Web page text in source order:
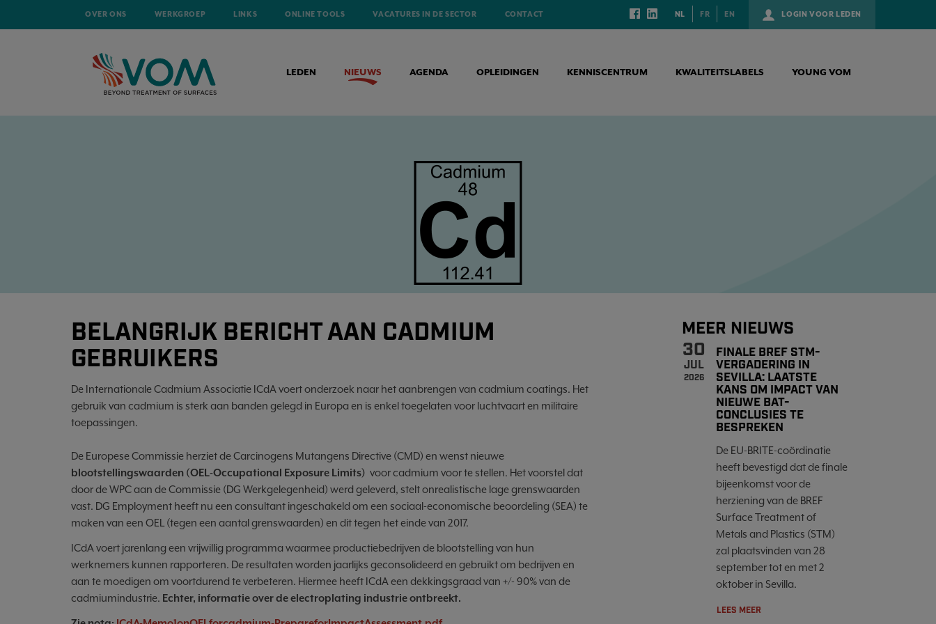
OVER ONS WERKGROEP LINKS ONLINE TOOLS VACATURES IN DE SECTOR CONTACT LOGIN VOOR LEDEN
NL FR EN
LEDEN NIEUWS AGENDA OPLEIDINGEN KENNISCENTRUM KWALITEITSLABELS YOUNG VOM
NIEUWS BELANGRIJK BERICHT AAN CADMIUM GEBRUIKERS
BELANGRIJK BERICHT AAN CADMIUM
GEBRUIKERS
De Internationale Cadmium Associatie ICdA voert onderzoek naar het aanbrengen van cadmium coatings. Het
gebruik van cadmium is sterk aan banden gelegd in Europa en is enkel toegelaten voor luchtvaart en militaire
toepassingen.
De Europese Commissie herziet de Carcinogens Mutangens Directive (CMD) en wenst nieuwe
blootstellingswaarden (OEL-Occupational Exposure Limits) voor cadmium voor te stellen. Het voorstel dat
door de WPC aan de Commissie (DG Werkgelegenheid) werd geleverd, stelt onrealistische lage grenswaarden
vast. DG Employment heeft nu een consultant ingeschakeld om een sociaal-economische beoordeling (SEA) te
maken van een OEL (tegen een aantal grenswaarden) en dit tegen het einde van 2017.
ICdA voert jarenlang een vrijwillig programma waarmee productiebedrijven de blootstelling van hun
werknemers kunnen rapporteren. De resultaten worden jaarlijks geconsolideerd en gebruikt om bedrijven en
aan te moedigen om voortdurend te verbeteren. Hiermee heeft ICdA een dekkingsgraad van +/- 90% van de
cadmiumindustrie. Echter, informatie over de electroplating industrie ontbreekt.
MEER NIEUWS
30
JUL
2026
FINALE BREF STM-
VERGADERING IN
SEVILLA: LAATSTE
KANS OM IMPACT VAN
NIEUWE BAT-
CONCLUSIES TE
BESPREKEN
De EU-BRITE-coördinatie
heeft bevestigd dat de finale
bijeenkomst voor de
herziening van de BREF
Surface Treatment of
Metals and Plastics (STM)
zal plaatsvinden van 28
september tot en met 2
oktober in Sevilla.
LEES MEER